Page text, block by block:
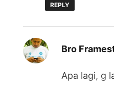
REPLY
Bro
Apa lagi, g